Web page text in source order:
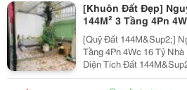
[Khuôn Đất Đẹp]
144M² 3 Tầng 4Pn
[Quỹ Đất 144M&Sup2;]
Tầng 4Pn 4Wc 16 Tỷ
Diện Tích Đất
Ngang 8M Kết Cấu 3